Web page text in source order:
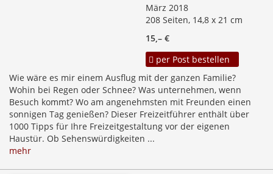
März 2018
208 Seiten, 14,8 x 21 cm
15,– €
per Post bestellen
Wie wäre es mir einem Ausflug mit der ganzen Familie?
Wohin bei Regen oder Schnee? Was unternehmen, wenn
Besuch kommt? Wo am angenehmsten mit Freunden einen
sonnigen Tag genießen? Dieser Freizeitführer enthält über
1000 Tipps für Ihre Freizeitgestaltung vor der eigenen
Haustür. Ob Sehenswürdigkeiten ...
mehr